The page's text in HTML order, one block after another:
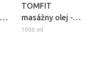
TOMFIT
masážny olej -
Rozmarín
1000 ml